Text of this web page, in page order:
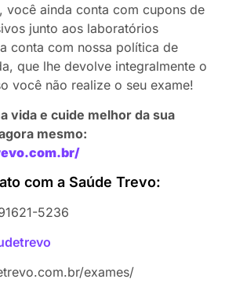
você ainda conta com cupons de
junto aos laboratórios
conta com nossa política de
que lhe devolve integralmente o
você não realize o seu exame!
vida e cuide melhor da sua
mesmo:
com a Saúde Trevo:
5236
exames/